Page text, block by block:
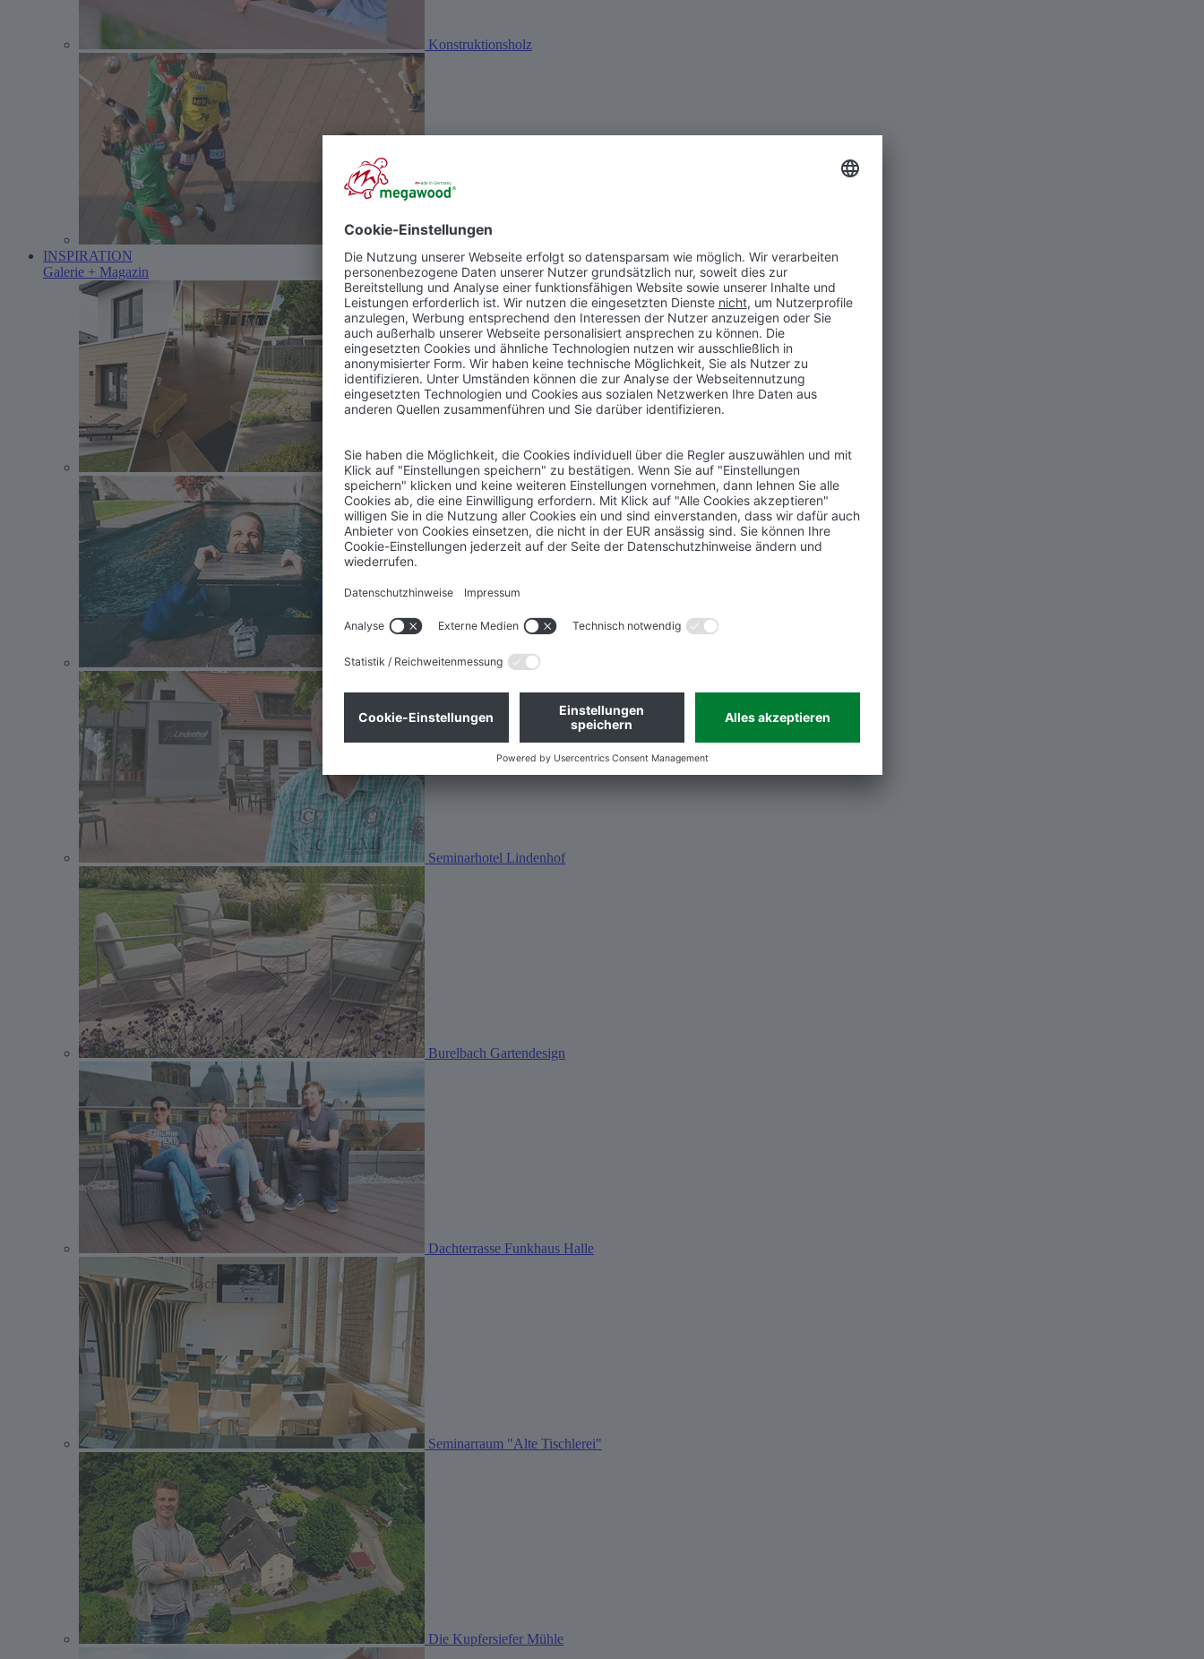
Konstruktionsholz
Sportboden, Spielgeräte, Möbel, Solarunterkonstruktionen
INSPIRATION
Galerie + Magazin
Referenzobjekte
megawood im Härtetest
Seminarhotel Lindenhof
Burelbach Gartendesign
Dachterrasse Funkhaus Halle
Seminarraum "Alte Tischlerei"
Die Kupfersiefer Mühle